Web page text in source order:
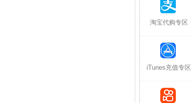
淘宝代购专区
iTunes充值专区